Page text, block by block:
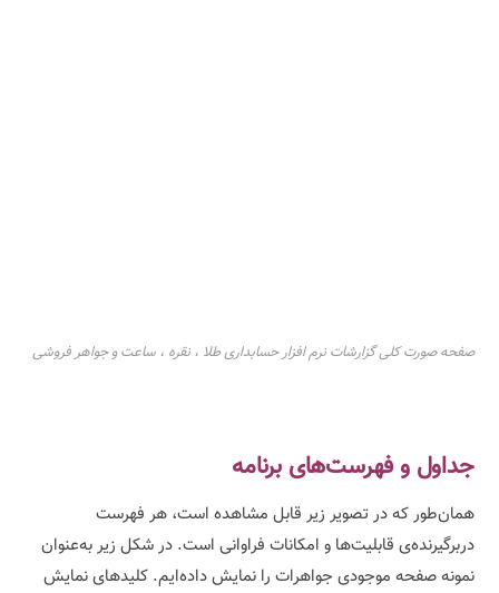
صفحه صورت کلی گزارشات نرم افزار حسابداری طلا ، نقره ، ساعت و جواهر فروشی
جداول و فهرست‌های برنامه
همان‌طور که در تصویر زیر قابل مشاهده است، هر فهرست
دربرگیرنده‌ی قابلیت‌ها و امکانات فراوانی است. در شکل زیر به‌عنوان
نمونه صفحه‌ موجودی جواهرات را نمایش داده‌ایم. کلیدهای نمایش